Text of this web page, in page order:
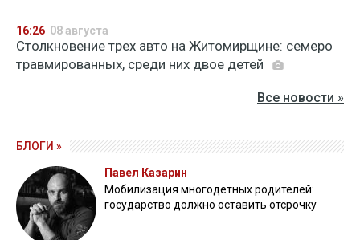
16:26 08 августа
Столкновение трех авто на Житомирщине: семеро
травмированных, среди них двое детей
Все новости »
БЛОГИ »
Павел Казарин
Мобилизация многодетных родителей:
государство должно оставить отсрочку